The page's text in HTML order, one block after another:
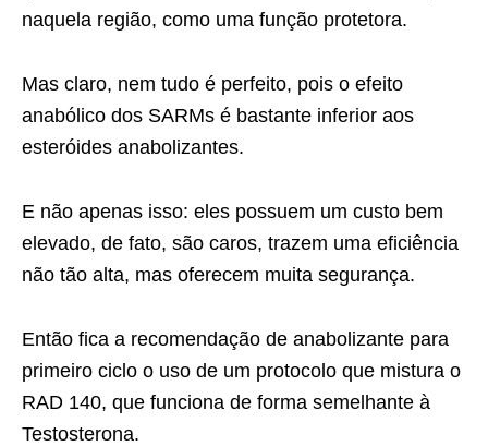
naquela região, como uma função protetora.
Mas claro, nem tudo é perfeito, pois o efeito
anabólico dos SARMs é bastante inferior aos
esteróides anabolizantes.
E não apenas isso: eles possuem um custo bem
elevado, de fato, são caros, trazem uma eficiência
não tão alta, mas oferecem muita segurança.
Então fica a recomendação de anabolizante para
primeiro ciclo o uso de um protocolo que mistura o
RAD 140, que funciona de forma semelhante à
Testosterona.